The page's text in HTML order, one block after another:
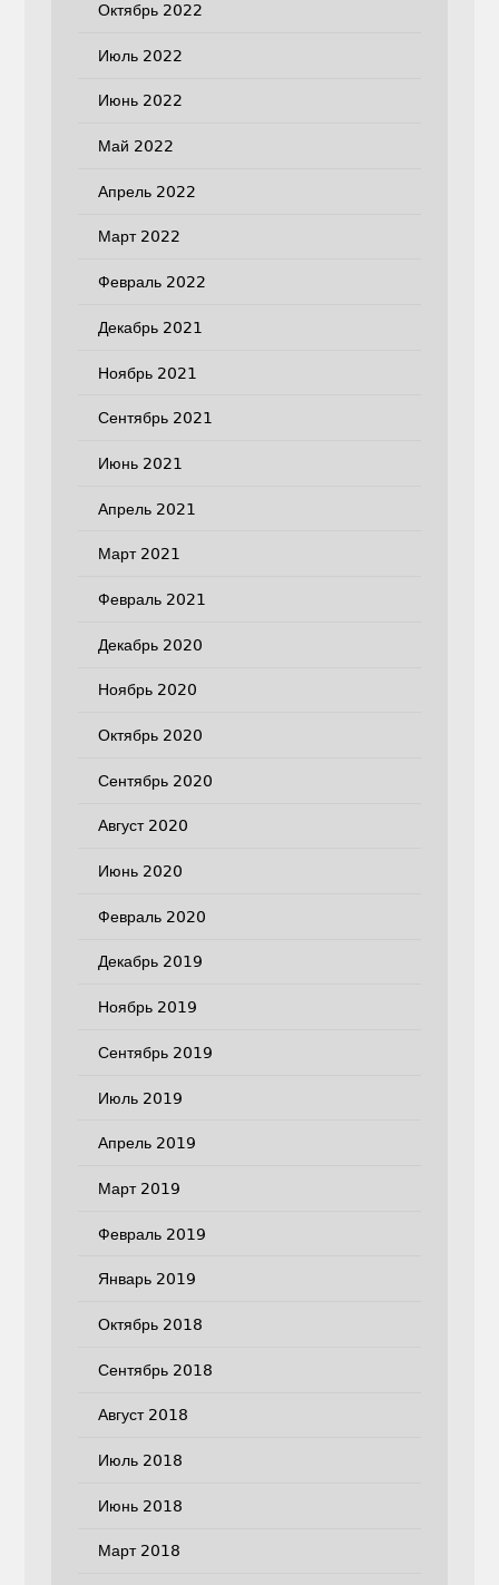
Октябрь 2022
Июль 2022
Июнь 2022
Май 2022
Апрель 2022
Март 2022
Февраль 2022
Декабрь 2021
Ноябрь 2021
Сентябрь 2021
Июнь 2021
Апрель 2021
Март 2021
Февраль 2021
Декабрь 2020
Ноябрь 2020
Октябрь 2020
Сентябрь 2020
Август 2020
Июнь 2020
Февраль 2020
Декабрь 2019
Ноябрь 2019
Сентябрь 2019
Июль 2019
Апрель 2019
Март 2019
Февраль 2019
Январь 2019
Октябрь 2018
Сентябрь 2018
Август 2018
Июль 2018
Июнь 2018
Март 2018